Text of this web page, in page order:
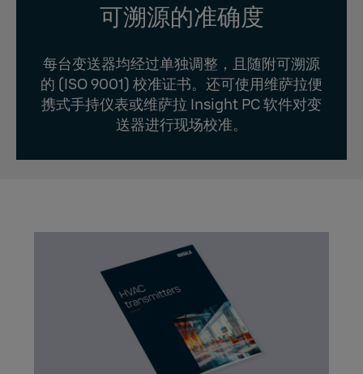
可溯源的准确度
每台变送器均经过单独调整，且随附可溯源
的 (ISO 9001) 校准证书。还可使用维萨拉便
携式手持仪表或维萨拉 Insight PC 软件对变
送器进行现场校准。